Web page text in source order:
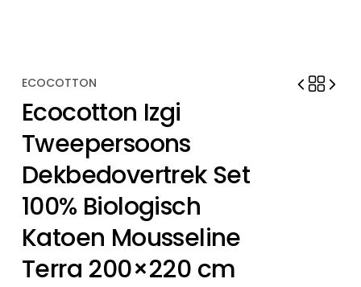
ECOCOTTON
Ecocotton Izgi
Tweepersoons
Dekbedovertrek Set
100% Biologisch
Katoen Mousseline
Terra 200×220 cm